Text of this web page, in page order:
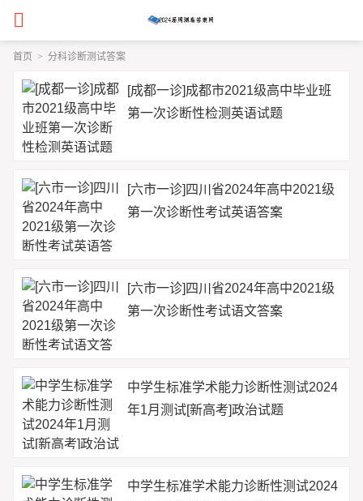
首页 > 分科诊断测试答案
[成都一诊]成都市2021级高中毕业班
第一次诊断性检测英语试题
[六市一诊]四川省2024年高中2021级
第一次诊断性考试英语答案
[六市一诊]四川省2024年高中2021级
第一次诊断性考试语文答案
中学生标准学术能力诊断性测试2024
年1月测试[新高考]政治试题
中学生标准学术能力诊断性测试2024